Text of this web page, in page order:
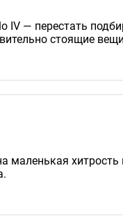
IV — перестать
стоящие
маленькая